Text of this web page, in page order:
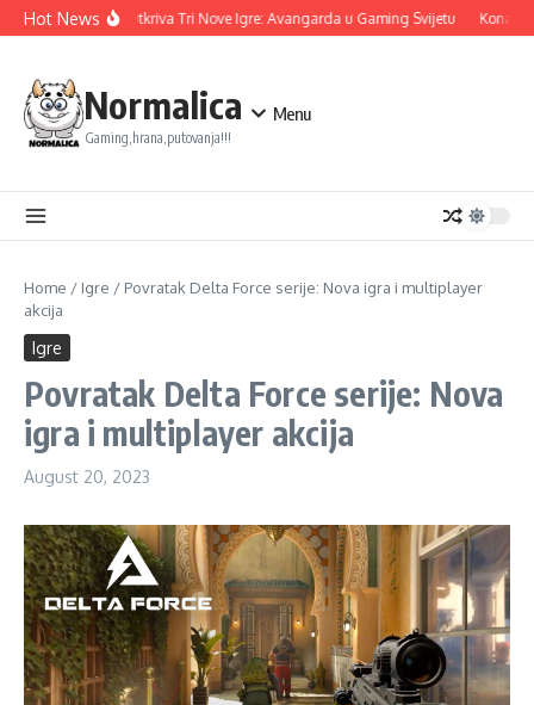
Skip to content
Hot NewsUbisoft Otkriva Tri Nove Igre: Avangarda u Gaming Svijetu Konami
Normalica
Gaming,hrana,putovanja!!!
Menu
Home / Igre / Povratak Delta Force serije: Nova igra i multiplayer
akcija
Igre
Povratak Delta Force serije: Nova
igra i multiplayer akcija
August 20, 2023